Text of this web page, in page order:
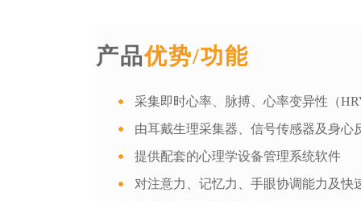
产品优势/功能
采集即时心率、脉搏、心率变异性（
由耳戴生理采集器、信号传感器及身心
提供配套的心理学设备管理系统软件
对注意力、记忆力、手眼协调能力及快